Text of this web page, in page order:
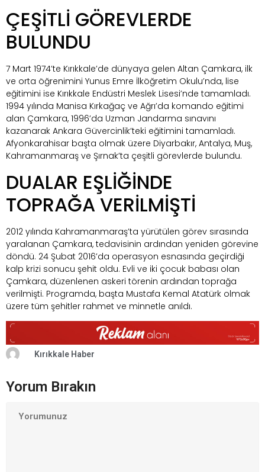
ÇEŞİTLİ GÖREVLERDE
BULUNDU
7 Mart 1974’te Kırıkkale’de dünyaya gelen Altan Çamkara, ilk
ve orta öğrenimini Yunus Emre İlköğretim Okulu’nda, lise
eğitimini ise Kırıkkale Endüstri Meslek Lisesi’nde tamamladı.
1994 yılında Manisa Kırkağaç ve Ağrı’da komando eğitimi
alan Çamkara, 1996’da Uzman Jandarma sınavını
kazanarak Ankara Güvercinlik’teki eğitimini tamamladı.
Afyonkarahisar başta olmak üzere Diyarbakır, Antalya, Muş,
Kahramanmaraş ve Şırnak’ta çeşitli görevlerde bulundu.
DUALAR EŞLİĞİNDE
TOPRAĞA VERİLMİŞTİ
2012 yılında Kahramanmaraş’ta yürütülen görev sırasında
yaralanan Çamkara, tedavisinin ardından yeniden görevine
döndü. 24 Şubat 2016’da operasyon esnasında geçirdiği
kalp krizi sonucu şehit oldu. Evli ve iki çocuk babası olan
Çamkara, düzenlenen askeri törenin ardından toprağa
verilmişti. Programda, başta Mustafa Kemal Atatürk olmak
üzere tüm şehitler rahmet ve minnetle anıldı.
Kırıkkale Haber
Yorum Bırakın